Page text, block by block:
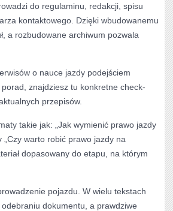
do regulaminu, redakcji, spisu
kontaktowego. Dzięki wbudowanemu
a rozbudowane archiwum pozwala
o nauce jazdy podejściem
znajdziesz tu konkretne check-
przepisów.
takie jak: „Jak wymienić prawo jazdy
„Czy warto robić prawo jazdy na
dopasowany do etapu, na którym
pojazdu. W wielu tekstach
dokumentu, a prawdziwe